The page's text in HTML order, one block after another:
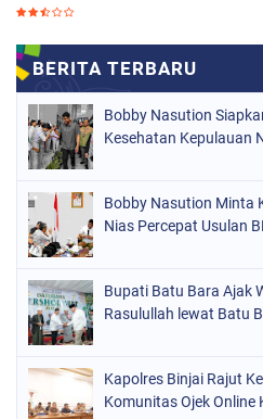
Bobby Nasution
Kesehatan Kepulauan
Bobby Nasution Minta
Nias Percepat Usulan
Bupati Batu Bara Ajak
Rasulullah lewat Batu
Kapolres Binjai Rajut
Komunitas Ojek Online